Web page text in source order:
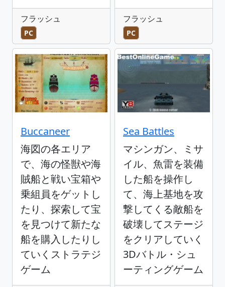
フラッシュ
PC
フラッシュ
PC
Buccaneer
海図の各エリア
で、海の怪獣や海
賊船と戦い宝箱や
乗組員をゲットし
たり、探索して宝
を見つけて新たな
船を購入したりし
ていくストラテジ
ゲーム
Sea Battles
マシンガン、ミサ
イル、魚雷を装備
した船を操作し
て、海上基地を攻
撃してくる敵船を
破壊してステージ
をクリアしていく
3Dバトル・シュ
ーティングゲーム